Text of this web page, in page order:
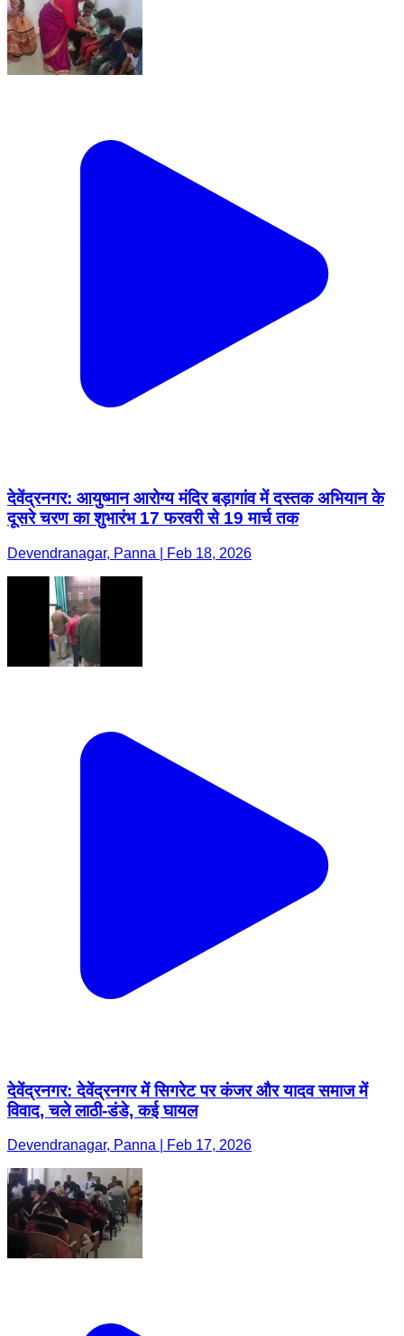
देवेंद्रनगर: आयुष्मान आरोग्य मंदिर बड़ागांव में दस्तक अभियान के
दूसरे चरण का शुभारंभ 17 फरवरी से 19 मार्च तक
Devendranagar, Panna | Feb 18, 2026
देवेंद्रनगर: देवेंद्रनगर में सिगरेट पर कंजर और यादव समाज में
विवाद, चले लाठी-डंडे, कई घायल
Devendranagar, Panna | Feb 17, 2026